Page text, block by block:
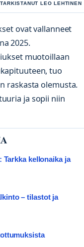
LEO LEHTINEN
ovat vallanneet
2025.
muotoillaan
tuo
raskasta olemusta.
ja sopii niin
kellonaika ja
– tilastot ja